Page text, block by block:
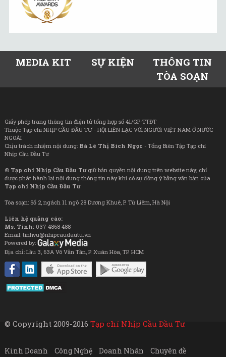
MEDIA KIT SỰ KIỆN
THÔNG TIN
TÒA SOẠN
Giấy phép trang thông tin điện tử tổng hợp số 41/GP-TTĐT
Thuộc Tạp chí NHỊP CẦU ĐẦU TƯ - HỘI LIÊN LẠC VỚI NGƯỜI VIỆT NAM Ở NƯỚC
NGOÀI
Chịu trách nhiệm nội dung: Bà Lê Thị Bích Ngọc - Tổng Biên Tập Tạp chí
Nhịp Cầu Đầu Tư
© Tạp chí Nhịp Cầu Đầu Tưgiữ bản quyền nội dung trên website này; chỉ
được phát hành lại nội dung thông tin này khi có sự đồng ý bằng văn bản của
Tạp chí Nhịp Cầu Đầu Tư
Tòa soạn: Số 2, ngách 11 ngõ 28 Dương Khuê, P. Từ Liêm, Hà Nội
Liên hệ quảng cáo:
Ms. Tình: 037 4868 488
Email: tinhvu@nhipcaudautu.vn
Powered by:
Địa chỉ: Lầu 3, 63A Võ Văn Tần, P. Xuân Hòa, TP. HCM
© Copyright 2009-2016 Tạp chí Nhịp Cầu Đầu Tư
Kinh Doanh Công Nghệ Doanh Nhân
Chuyên đề